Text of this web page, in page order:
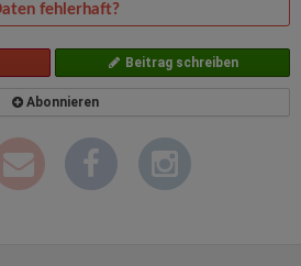
fehlerhaft?
Beitrag schreiben
Abonnieren